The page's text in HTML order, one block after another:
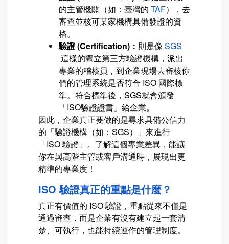
的主管機關（如：臺灣的 TAF），去
審查並核可某家機構具備發證的資
格。
驗證 (Certification)： 則是像SGS
這樣的獨立第三方驗證機構，派出
專業的稽核員，到企業現場去審核你
們的管理系統是否符合 ISO 國際標
準。符合標準後，SGS就會頒發
「ISO驗證證書」給企業。
因此，企業真正要做的是尋求具備公信力
的「驗證機構（如：SGS）」來進行
「ISO 驗證」。了解這個專業差異，能讓
你在與高階主管或客戶溝通時，展現出更
精準的專業度！
ISO 驗證真正的重點是什麼？
真正有價值的 ISO 驗證，重點從來不僅是
通過審查，而是企業有沒有建立起一套清
楚、可執行，也能持續運作的管理制度。